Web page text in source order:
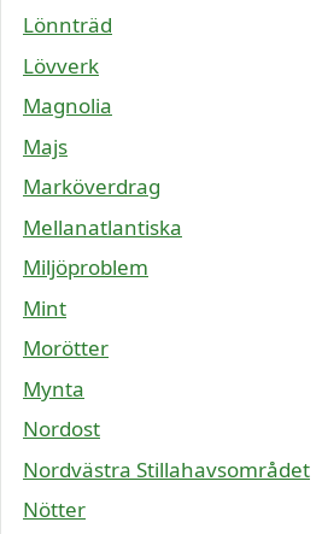
Lönnträd
Lövverk
Magnolia
Majs
Marköverdrag
Mellanatlantiska
Miljöproblem
Mint
Morötter
Mynta
Nordost
Nordvästra Stillahavsområdet
Nötter